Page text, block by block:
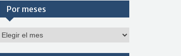
Por meses
Por